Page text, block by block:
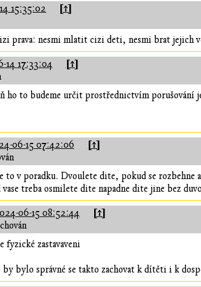
15:35:02 [↑]
prava: nesmi mlatit cizi deti, nesmi brat jejich
14 17:33:04 [↑]
ho to budeme určit prostřednictvím porušování
06-15 07:42:06 [↑]
v poradku. Dvoulete dite, pokud se rozbehne
treba osmilete dite napadne dite jine bez
06-15 08:52:44 [↑]
fyzické zastavaveni
bylo správné se takto zachovat k dítěti i k